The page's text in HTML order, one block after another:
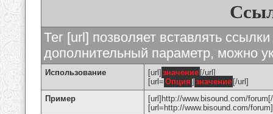
Тег [url] позволяет вставлять
дополнительный параметр, можно
Использование [url] значение [/url]
[url= Опция ] значение [/url]
Пример
[url]http://www.bisound.com/
[url=http://www.bisound.com/